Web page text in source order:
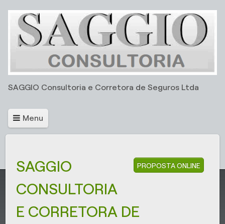
SAGGIO Consultoria e Corretora de Seguros Ltda
Menu
PROPOSTA ONLINE
SAGGIO
CONSULTORIA
E CORRETORA DE